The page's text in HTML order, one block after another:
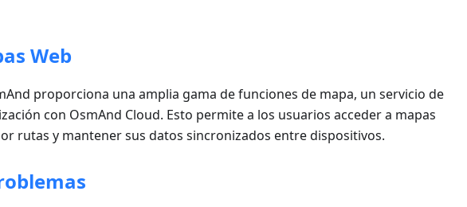
Web
proporciona una amplia gama de funciones de mapa, un servicio de
con OsmAnd Cloud. Esto permite a los usuarios acceder a mapas
rutas y mantener sus datos sincronizados entre dispositivos.